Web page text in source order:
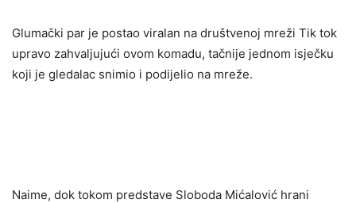
Glumački par je postao viralan na društvenoj mreži Tik tok
upravo zahvaljujući ovom komadu, tačnije jednom isječku
koji je gledalac snimio i podijelio na mreže.
Naime, dok tokom predstave Sloboda Mićalović hrani